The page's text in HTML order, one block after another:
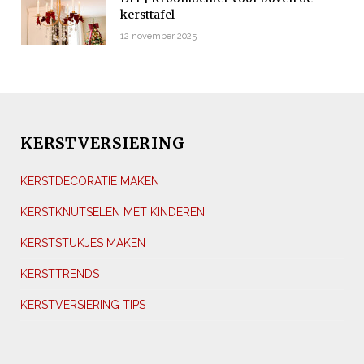
kersttafel
12 november 2025
KERSTVERSIERING
KERSTDECORATIE MAKEN
KERSTKNUTSELEN MET KINDEREN
KERSTSTUKJES MAKEN
KERSTTRENDS
KERSTVERSIERING TIPS